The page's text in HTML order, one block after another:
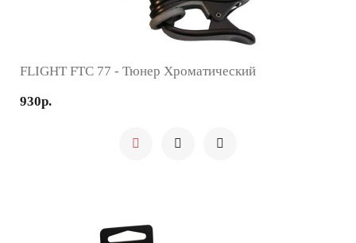
FLIGHT FTC 77 - Тюнер Хроматический
930р.